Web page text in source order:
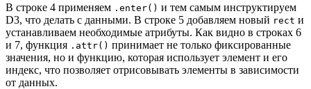
В строке 4 применяем .enter() и тем самым инструктируем
D3, что делать с данными. В строке 5 добавляем новый rect и
устанавливаем необходимые атрибуты. Как видно в строках 6
и 7, функция .attr() принимает не только фиксированные
значения, но и функцию, которая использует элемент и его
индекс, что позволяет отрисовывать элементы в зависимости
от данных.